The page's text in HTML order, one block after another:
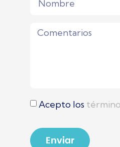
Acepto los
Enviar